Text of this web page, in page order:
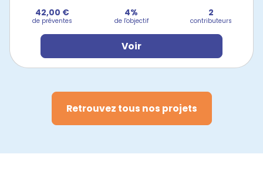
42,00 €
de préventes
4%
de l'objectif
2
contributeurs
Voir
Retrouvez tous nos projets